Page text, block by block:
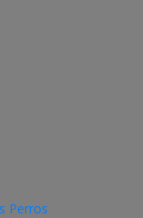
Perros